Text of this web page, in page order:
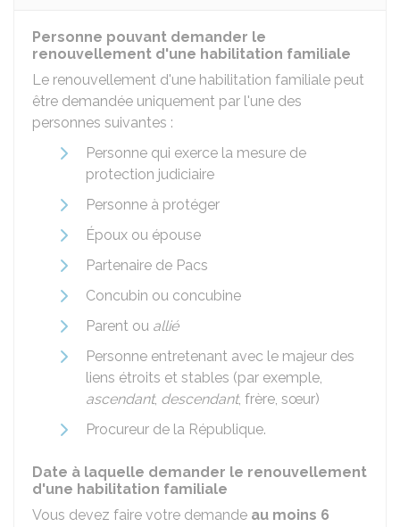
Personne pouvant demander le
renouvellement d'une habilitation familiale
Le renouvellement d'une habilitation familiale peut
être demandée uniquement par l'une des
personnes suivantes :
Personne qui exerce la mesure de
protection judiciaire
Personne à protéger
Époux ou épouse
Partenaire de Pacs
Concubin ou concubine
Parent ou allié
Personne entretenant avec le majeur des
liens étroits et stables (par exemple,
ascendant, descendant, frère, sœur)
Procureur de la République.
Date à laquelle demander le renouvellement
d'une habilitation familiale
Vous devez faire votre demande au moins 6